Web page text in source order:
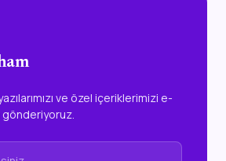
ve özel içeriklerimizi e-